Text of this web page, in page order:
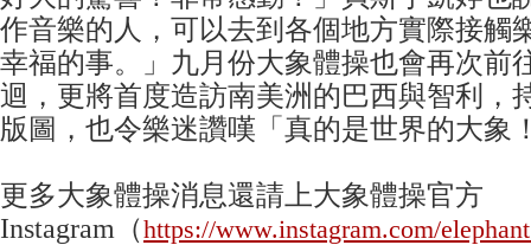
作音樂的人，可以去到各個地方實際接觸
幸福的事。」九月份大象體操也會再次前
迴，更將首度造訪南美洲的巴西與智利，
版圖，也令樂迷讚嘆「真的是世界的大象
更多大象體操消息還請上大象體操官方
Instagram（https://www.instagram.com/